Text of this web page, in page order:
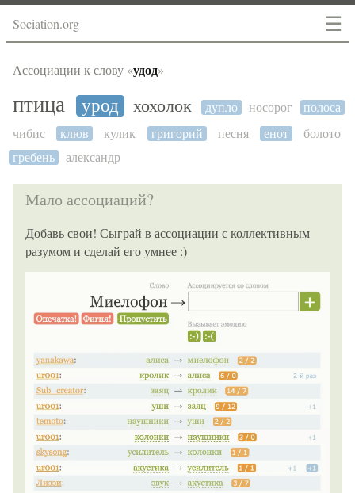
☰
Sociation.org
Ассоциации к слову «удод»
птица урод хохолок дупло носорог
полоса
чибис
клюв кулик григорий песня енот
болото
гребень
александр
Мало ассоциаций?
Добавь свои! Сыграй в ассоциации с коллективным
разумом и сделай его умнее :)